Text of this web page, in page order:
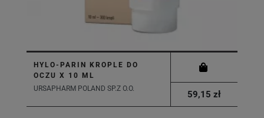
HYLO-PARIN KROPLE DO
OCZU X 10 ML
URSAPHARM POLAND SP.Z O.O.
59,15 zł